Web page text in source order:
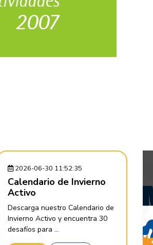
2026-06-30 11:52:35
Calendario de Invierno
Activo
Descarga nuestro Calendario de
Invierno Activo y encuentra 30
desafíos para ...